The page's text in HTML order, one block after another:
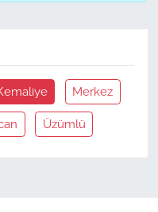
Merkez
Üzümlü